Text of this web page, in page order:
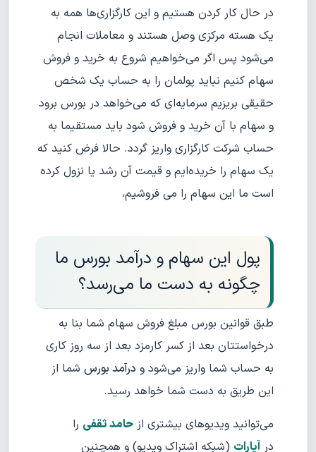
در حال کار کردن هستیم و این کارگزاری‌ها همه به
یک هسته مرکزی وصل هستند و معاملات انجام
می‌شود پس اگر می‌خواهیم شروع به خرید و فروش
سهام کنیم نباید پولمان را به حساب یک شخص
حقیقی بریزیم سرمایه‌ای که می‌خواهد در بورس برود
و سهام با آن خرید و فروش شود باید مستقیما به
حساب شرکت کارگزاری واریز گردد. حالا فرض کنید که
یک سهام را خریده‌ایم و قیمت آن رشد یا نزول کرده
است ما این سهام را می فروشیم،
پول این سهام و درآمد بورس ما
چگونه به دست ما می‌رسد؟
طبق قوانین بورس مبلغ فروش سهام شما بنا به
درخواستتان بعد از کسر کارمزد بعد از سه روز کاری
به حساب شما واریز می‌شود و درآمد بورس شما از
این طریق به دست شما خواهد رسید.
می‌توانید ویدیوهای بیشتری از حامد ثقفی را
در آپارات (شبکه اشتراک ویدیو) و همچنین